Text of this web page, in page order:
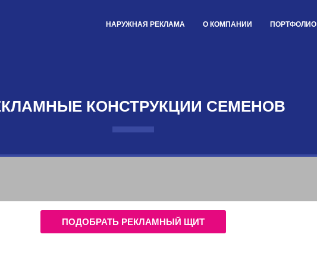
НАРУЖНАЯ РЕКЛАМА О КОМПАНИИ ПОРТФОЛИО
КОНСТРУКЦИИ СЕМЕНОВ
ПОДОБРАТЬ РЕКЛАМНЫЙ ЩИТ